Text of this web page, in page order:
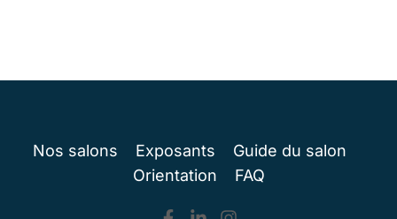
Nos salons Exposants
Guide du salon
Orientation
FAQ